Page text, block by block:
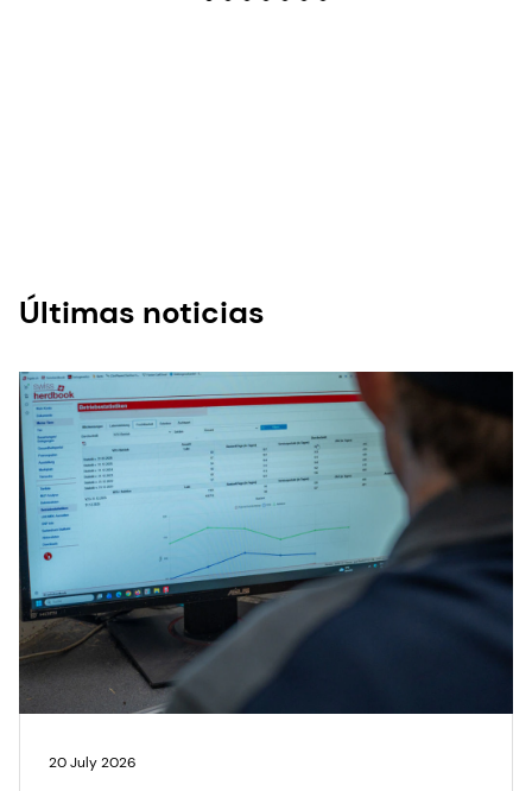
Últimas noticias
20 July 2026